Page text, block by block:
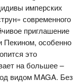
имперских
современного
приглашение
Пекином, особенно
это
на большее –
видом MAGA. Без